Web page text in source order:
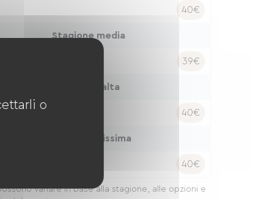
40€
Stagione media
39€
Stagione alta
40€
Stagione altissima
40€
variare in base alla stagione, alle opzioni e
o